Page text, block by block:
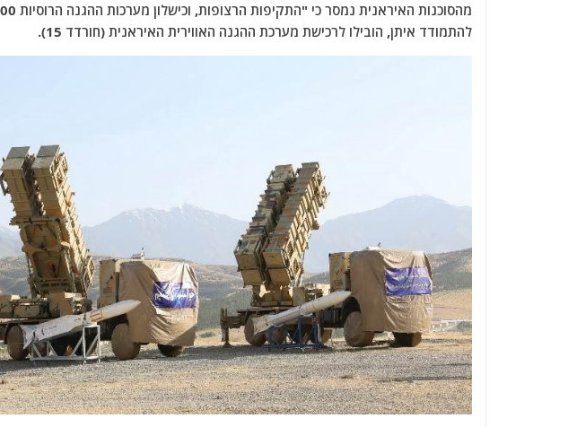
להתמודד איתן, הובילו לרכישת מערכת ההגנה האווירית האיראנית (חורדד 15).